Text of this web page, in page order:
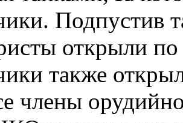
Подпустив
открыли
также
члены